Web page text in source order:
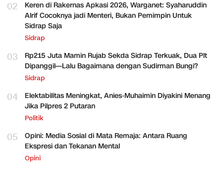
02
Keren di Rakernas Apkasi 2026, Warganet: Syaharuddin
Alrif Cocoknya jadi Menteri, Bukan Pemimpin Untuk
Sidrap Saja
Sidrap
03
Rp215 Juta Mamin Rujab Sekda Sidrap Terkuak, Dua Plt
Dipanggil—Lalu Bagaimana dengan Sudirman Bungi?
Sidrap
04
Elektabilitas Meningkat, Anies-Muhaimin Diyakini Menang
Jika Pilpres 2 Putaran
Politik
05
Opini: Media Sosial di Mata Remaja: Antara Ruang
Ekspresi dan Tekanan Mental
Opini